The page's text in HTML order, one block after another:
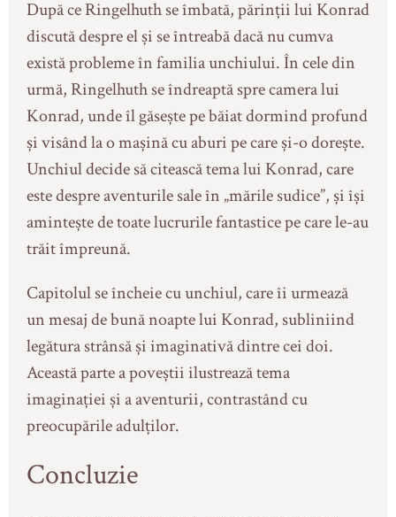
După ce Ringelhuth se îmbată, părinții lui Konrad
discută despre el și se întreabă dacă nu cumva
există probleme în familia unchiului. În cele din
urmă, Ringelhuth se îndreaptă spre camera lui
Konrad, unde îl găsește pe băiat dormind profund
și visând la o mașină cu aburi pe care și-o dorește.
Unchiul decide să citească tema lui Konrad, care
este despre aventurile sale în „mările sudice”, și își
amintește de toate lucrurile fantastice pe care le-au
trăit împreună.
Capitolul se încheie cu unchiul, care îi urmează
un mesaj de bună noapte lui Konrad, subliniind
legătura strânsă și imaginativă dintre cei doi.
Această parte a poveștii ilustrează tema
imaginației și a aventurii, contrastând cu
preocupările adulților.
Concluzie